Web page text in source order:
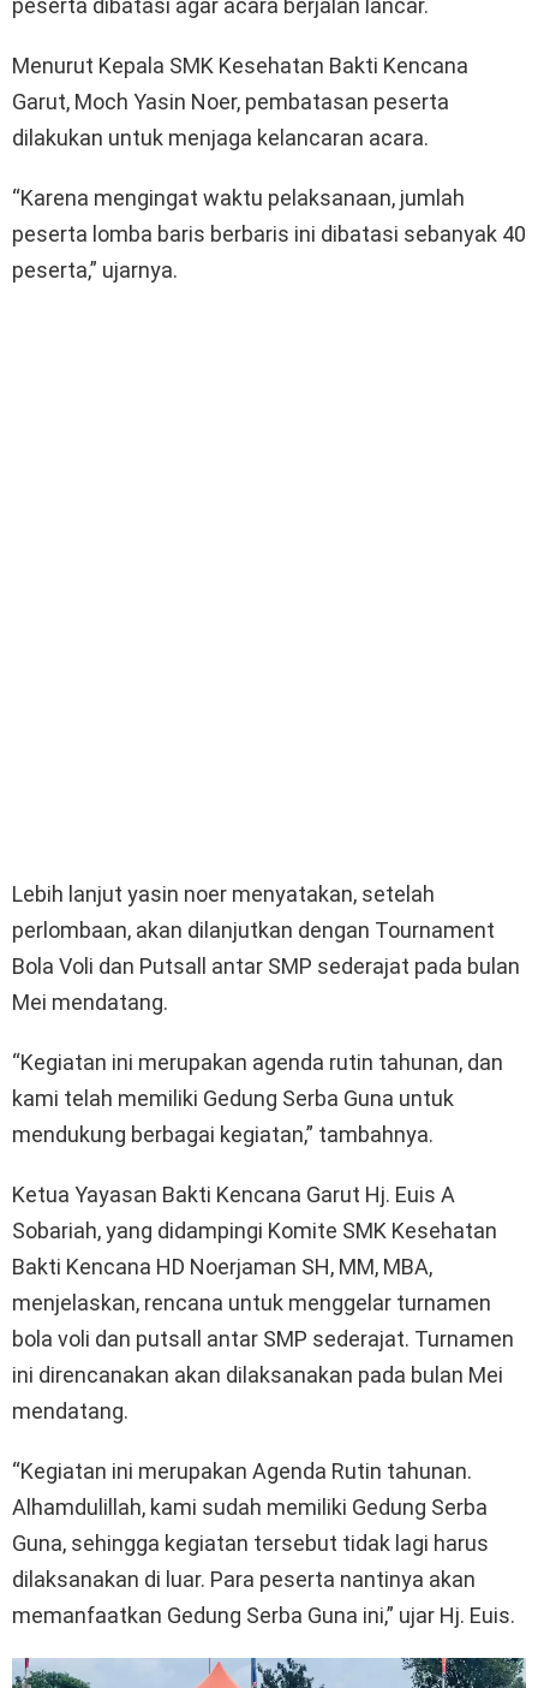
peserta dibatasi agar acara berjalan lancar.
Menurut Kepala SMK Kesehatan Bakti Kencana
Garut, Moch Yasin Noer, pembatasan peserta
dilakukan untuk menjaga kelancaran acara.
“Karena mengingat waktu pelaksanaan, jumlah
peserta lomba baris berbaris ini dibatasi sebanyak 40
peserta,” ujarnya.
Lebih lanjut yasin noer menyatakan, setelah
perlombaan, akan dilanjutkan dengan Tournament
Bola Voli dan Putsall antar SMP sederajat pada bulan
Mei mendatang.
“Kegiatan ini merupakan agenda rutin tahunan, dan
kami telah memiliki Gedung Serba Guna untuk
mendukung berbagai kegiatan,” tambahnya.
Ketua Yayasan Bakti Kencana Garut Hj. Euis A
Sobariah, yang didampingi Komite SMK Kesehatan
Bakti Kencana HD Noerjaman SH, MM, MBA,
menjelaskan, rencana untuk menggelar turnamen
bola voli dan putsall antar SMP sederajat. Turnamen
ini direncanakan akan dilaksanakan pada bulan Mei
mendatang.
“Kegiatan ini merupakan Agenda Rutin tahunan.
Alhamdulillah, kami sudah memiliki Gedung Serba
Guna, sehingga kegiatan tersebut tidak lagi harus
dilaksanakan di luar. Para peserta nantinya akan
memanfaatkan Gedung Serba Guna ini,” ujar Hj. Euis.